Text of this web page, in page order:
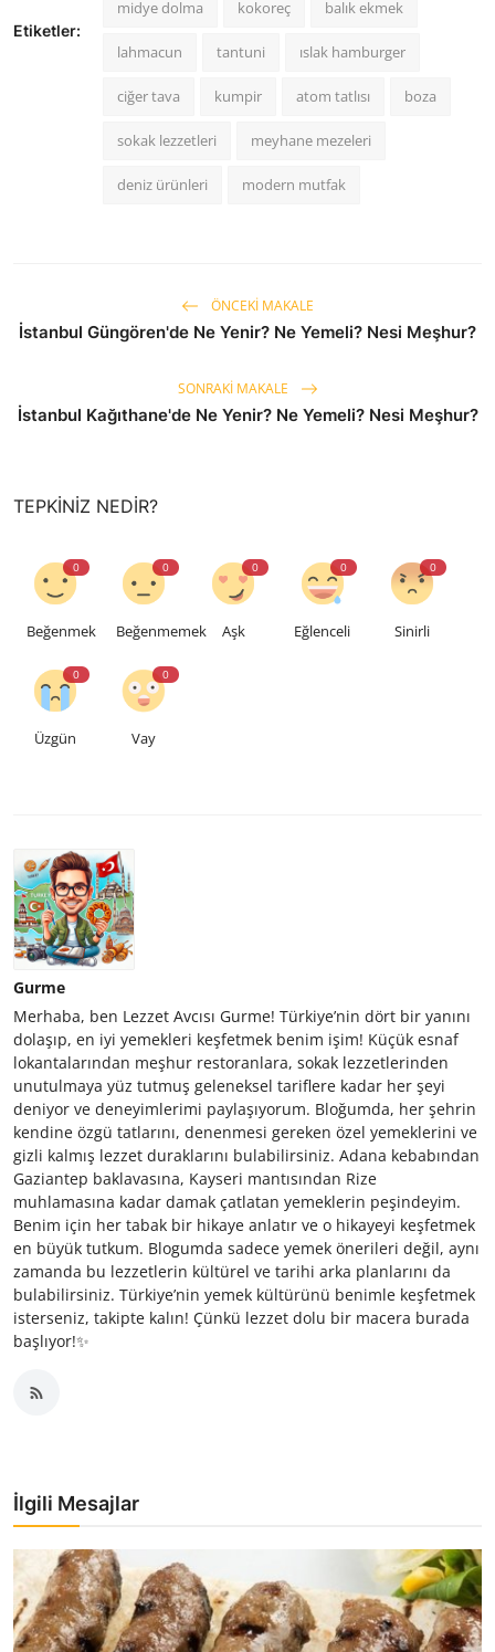
Etiketler:
midye dolma kokoreç balık ekmek
lahmacun tantuni ıslak hamburger
ciğer tava kumpir atom tatlısı boza
sokak lezzetleri meyhane mezeleri
deniz ürünleri modern mutfak
ÖNCEKI MAKALE
İstanbul Güngören'de Ne Yenir? Ne Yemeli? Nesi Meşhur?
SONRAKI MAKALE
İstanbul Kağıthane'de Ne Yenir? Ne Yemeli? Nesi Meşhur?
TEPKINIZ NEDIR?
0
Beğenmek
0
Beğenmemek
0
Aşk
0
Eğlenceli
0
Sinirli
0
Üzgün
0
Vay
Gurme
Merhaba, ben Lezzet Avcısı Gurme! Türkiye’nin dört bir yanını
dolaşıp, en iyi yemekleri keşfetmek benim işim! Küçük esnaf
lokantalarından meşhur restoranlara, sokak lezzetlerinden
unutulmaya yüz tutmuş geleneksel tariflere kadar her şeyi
deniyor ve deneyimlerimi paylaşıyorum. Bloğumda, her şehrin
kendine özgü tatlarını, denenmesi gereken özel yemeklerini ve
gizli kalmış lezzet duraklarını bulabilirsiniz. Adana kebabından
Gaziantep baklavasına, Kayseri mantısından Rize
muhlamasına kadar damak çatlatan yemeklerin peşindeyim.
Benim için her tabak bir hikaye anlatır ve o hikayeyi keşfetmek
en büyük tutkum. Blogumda sadece yemek önerileri değil, aynı
zamanda bu lezzetlerin kültürel ve tarihi arka planlarını da
bulabilirsiniz. Türkiye’nin yemek kültürünü benimle keşfetmek
isterseniz, takipte kalın! Çünkü lezzet dolu bir macera burada
başlıyor!✨
İlgili Mesajlar